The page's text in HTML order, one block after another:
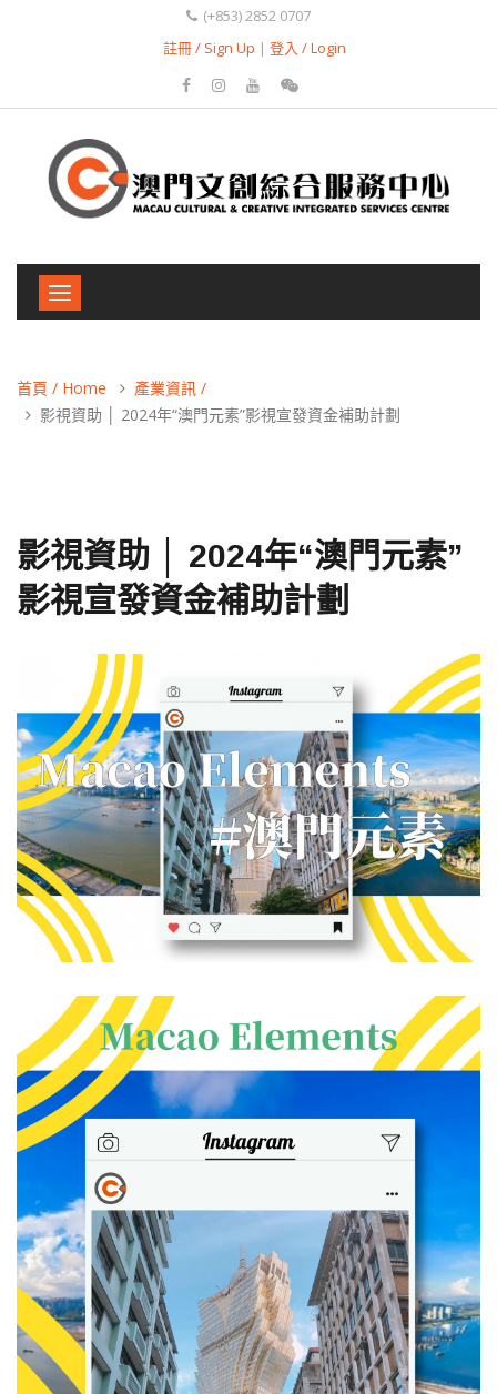
(+853) 2852 0707
註冊 / Sign Up | 登入 / Login
Toggle
navigation
首頁 / Home
產業資訊 /
影視資助 │ 2024年“澳門元素”影視宣發資金補助計劃
影視資助 │ 2024年“澳門元素”
影視宣發資金補助計劃